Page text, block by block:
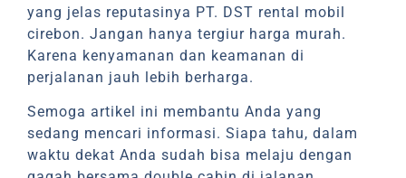
yang jelas reputasinya PT. DST rental mobil
cirebon. Jangan hanya tergiur harga murah.
Karena kenyamanan dan keamanan di
perjalanan jauh lebih berharga.
Semoga artikel ini membantu Anda yang
sedang mencari informasi. Siapa tahu, dalam
waktu dekat Anda sudah bisa melaju dengan